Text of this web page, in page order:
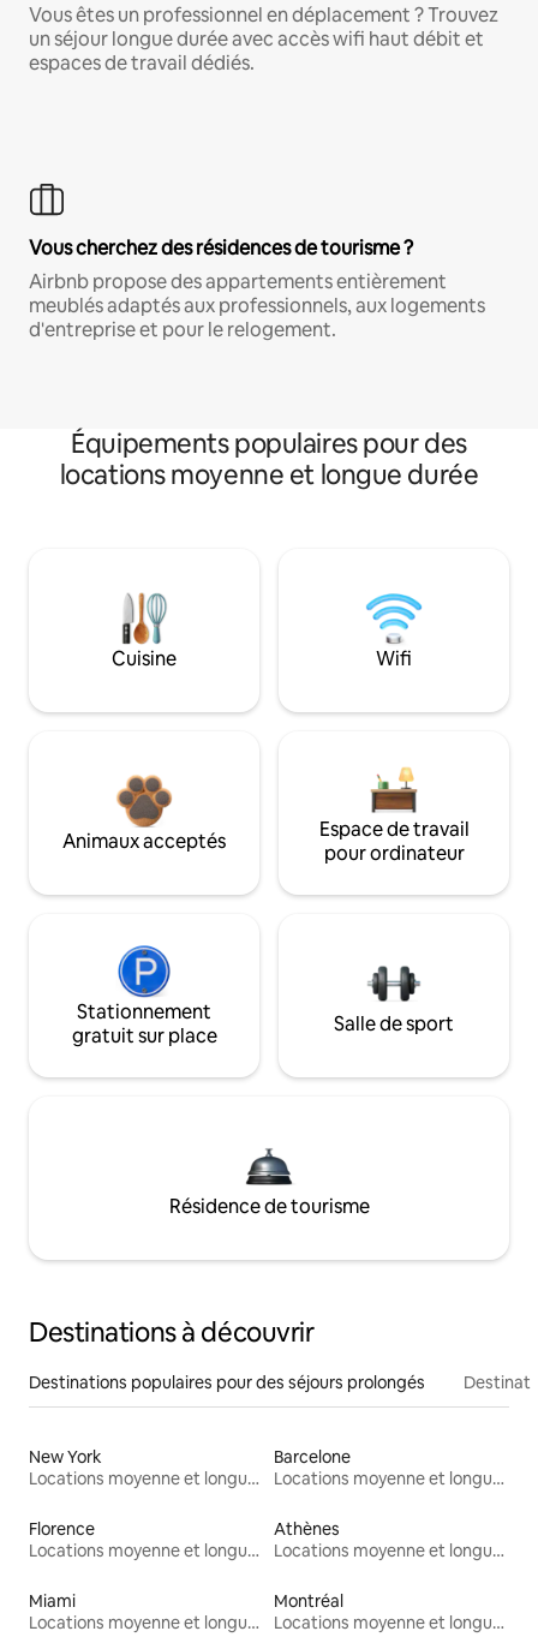
Vous êtes un professionnel en déplacement ? Trouvez
un séjour longue durée avec accès wifi haut débit et
espaces de travail dédiés.
Vous cherchez des résidences de tourisme ?
Airbnb propose des appartements entièrement
meublés adaptés aux professionnels, aux logements
d'entreprise et pour le relogement.
Équipements populaires pour des
locations moyenne et longue durée
Cuisine Wifi
Animaux acceptés
Espace de travail
pour ordinateur
Stationnement
gratuit sur place
Salle de sport
Résidence de tourisme
Destinations à découvrir
Destinations populaires pour des séjours prolongés
New York
Locations moyenne et longue durée
Barcelone
Locations moyenne et longue durée
Florence
Locations moyenne et longue durée
Athènes
Locations moyenne et longue durée
Miami
Locations moyenne et longue durée
Montréal
Locations moyenne et longue durée